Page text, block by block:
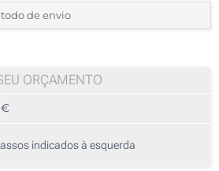
(Impressão circular)
de envio
ORÇAMENTO
€
indicados à esquerda